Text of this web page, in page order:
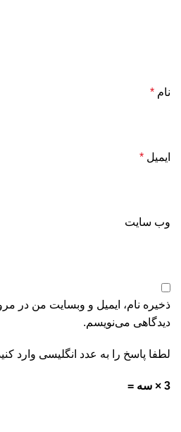
نام *
ایمیل *
وب‌ سایت
ذخیره نام، ایمیل و وبسایت من در
دیدگاهی می‌نویسم.
لطفا پاسخ را به عدد انگلیسی وارد
3 × سه =